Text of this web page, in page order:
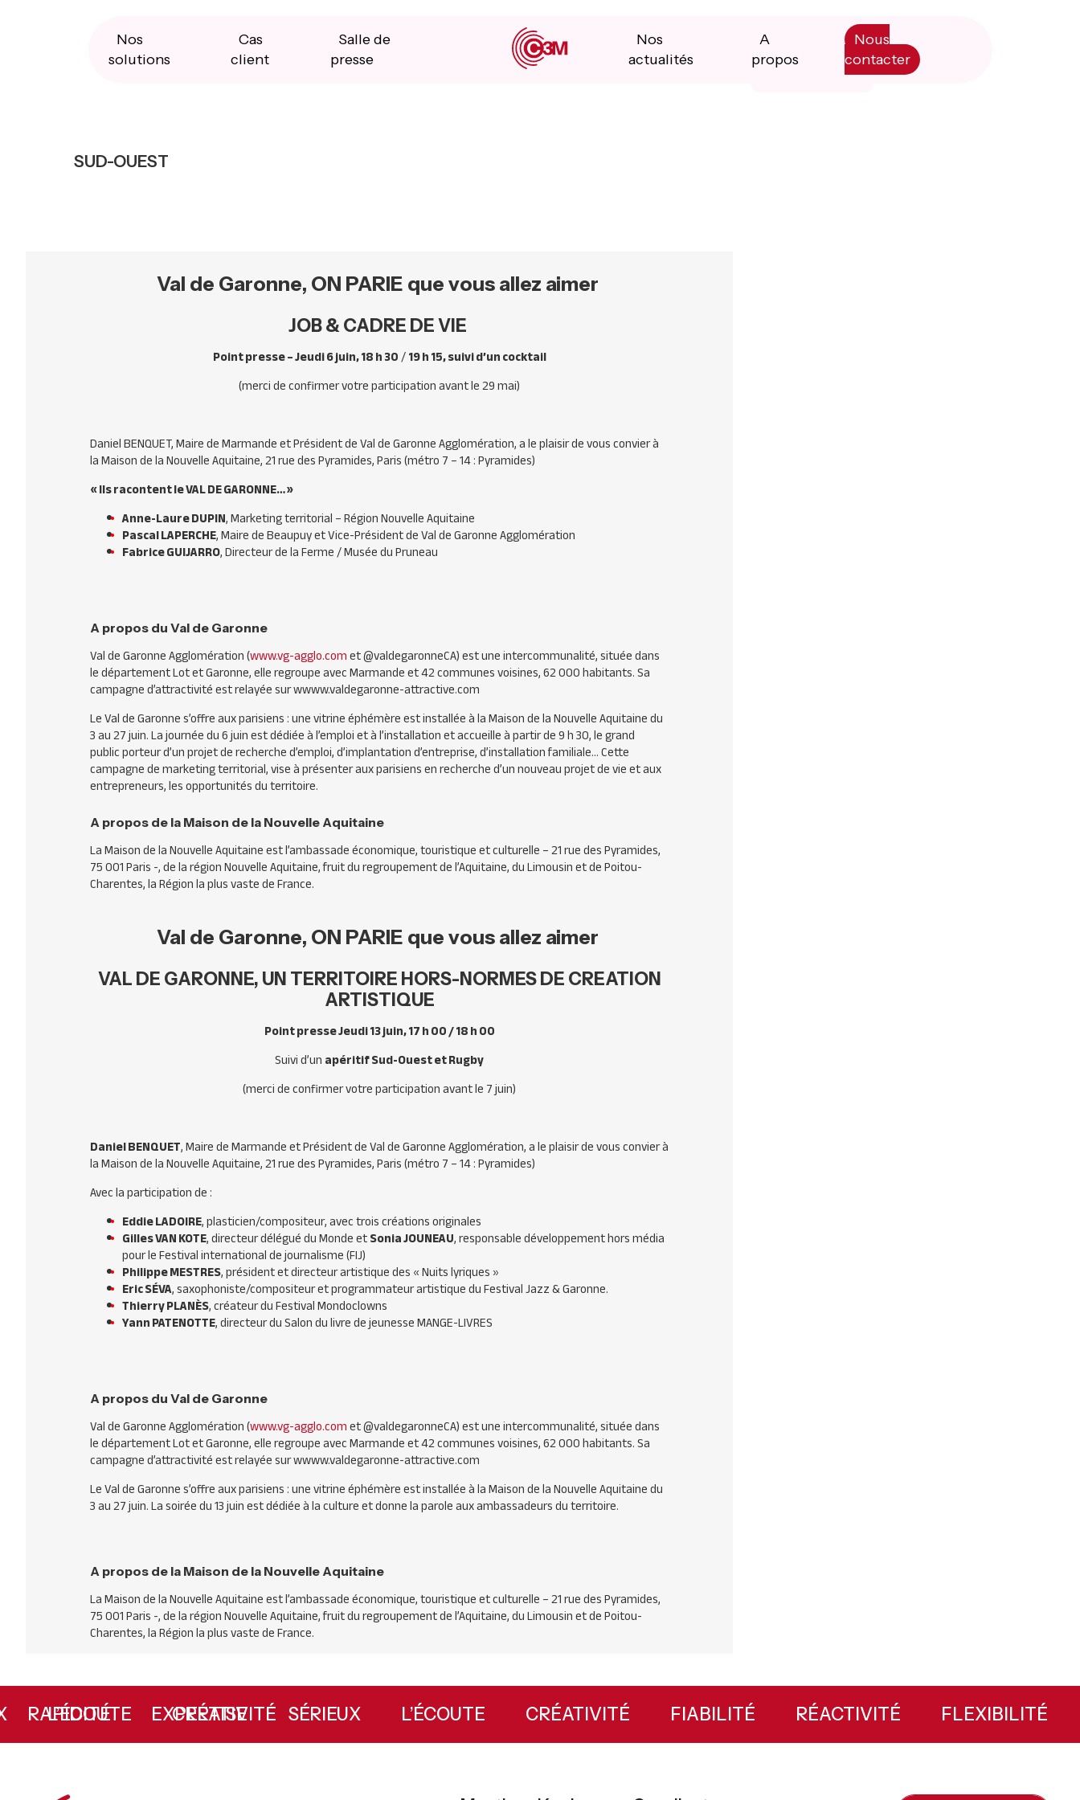
Nos
solutions
Cas
client
Salle de
presse
Nos
actualités
A
propos
Nous
contacter
SUD-OUEST
Val de Garonne, ON PARIE que vous allez aimer
JOB & CADRE DE VIE
Point presse – Jeudi 6 juin, 18 h 30/19 h 15, suivi d’un cocktail
(merci de confirmer votre participation avant le 29 mai)
Daniel BENQUET, Maire de Marmande et Président de Val de Garonne Agglomération, a le plaisir de vous convier à
la Maison de la Nouvelle Aquitaine, 21 rue des Pyramides, Paris (métro 7 – 14 : Pyramides)
« Ils racontent le VAL DE GARONNE… »
Anne-Laure DUPIN, Marketing territorial – Région Nouvelle Aquitaine
Pascal LAPERCHE, Maire de Beaupuy et Vice-Président de Val de Garonne Agglomération
Fabrice GUIJARRO, Directeur de la Ferme / Musée du Pruneau
A propos du Val de Garonne
Val de Garonne Agglomération (www.vg-agglo.comet @valdegaronneCA) est une intercommunalité, située dans
le département Lot et Garonne, elle regroupe avec Marmande et 42 communes voisines, 62 000 habitants. Sa
campagne d’attractivité est relayée sur wwww.valdegaronne-attractive.com
Le Val de Garonne s’offre aux parisiens : une vitrine éphémère est installée à la Maison de la Nouvelle Aquitaine du
3 au 27 juin. La journée du 6 juin est dédiée à l’emploi et à l’installation et accueille à partir de 9 h 30, le grand
public porteur d’un projet de recherche d’emploi, d’implantation d’entreprise, d’installation familiale… Cette
campagne de marketing territorial, vise à présenter aux parisiens en recherche d’un nouveau projet de vie et aux
entrepreneurs, les opportunités du territoire.
A propos de la Maison de la Nouvelle Aquitaine
La Maison de la Nouvelle Aquitaine est l’ambassade économique, touristique et culturelle – 21 rue des Pyramides,
75 001 Paris -, de la région Nouvelle Aquitaine, fruit du regroupement de l’Aquitaine, du Limousin et de Poitou-
Charentes, la Région la plus vaste de France.
Val de Garonne, ON PARIE que vous allez aimer
VAL DE GARONNE, UN TERRITOIRE HORS-NORMES DE CREATION
ARTISTIQUE
Point presse Jeudi 13 juin, 17 h 00 / 18 h 00
Suivi d’unapéritif Sud-Ouest et Rugby
(merci de confirmer votre participation avant le 7 juin)
Daniel BENQUET, Maire de Marmande et Président de Val de Garonne Agglomération, a le plaisir de vous convier à
la Maison de la Nouvelle Aquitaine, 21 rue des Pyramides, Paris (métro 7 – 14 : Pyramides)
Avec la participation de :
Eddie LADOIRE, plasticien/compositeur, avec trois créations originales
Gilles VAN KOTE, directeur délégué du Monde etSonia JOUNEAU, responsable développement hors média
pour le Festival international de journalisme (FIJ)
Philippe MESTRES, président et directeur artistique des « Nuits lyriques »
Eric SÉVA, saxophoniste/compositeur et programmateur artistique du Festival Jazz & Garonne.
Thierry PLANÈS, créateur du Festival Mondoclowns
Yann PATENOTTE, directeur du Salon du livre de jeunesse MANGE-LIVRES
A propos du Val de Garonne
Val de Garonne Agglomération (www.vg-agglo.comet @valdegaronneCA) est une intercommunalité, située dans
le département Lot et Garonne, elle regroupe avec Marmande et 42 communes voisines, 62 000 habitants. Sa
campagne d’attractivité est relayée sur wwww.valdegaronne-attractive.com
Le Val de Garonne s’offre aux parisiens : une vitrine éphémère est installée à la Maison de la Nouvelle Aquitaine du
3 au 27 juin. La soirée du 13 juin est dédiée à la culture et donne la parole aux ambassadeurs du territoire.
A propos de la Maison de la Nouvelle Aquitaine
La Maison de la Nouvelle Aquitaine est l’ambassade économique, touristique et culturelle – 21 rue des Pyramides,
75 001 Paris -, de la région Nouvelle Aquitaine, fruit du regroupement de l’Aquitaine, du Limousin et de Poitou-
Charentes, la Région la plus vaste de France.
L’ÉCOUTE CRÉATIVITÉ
RAPIDITÉ EXPERTISE SÉRIEUX L’ÉCOUTE CRÉATIVITÉ FIABILITÉ RÉACTIVITÉ FLEXIBILITÉ